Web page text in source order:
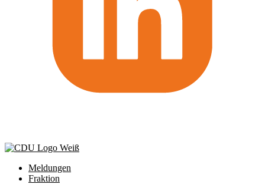
Meldungen
Fraktion